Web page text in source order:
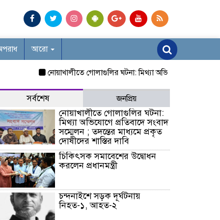
আরো
নোয়াখালীতে গোলাগুলির ঘটনা: মিথ্যা অভিযোগে প্রতিবাদে সংবাদ
সর্বশেষ জনপ্রিয়
নোয়াখালীতে গোলাগুলির ঘটনা:
মিথ্যা অভিযোগে প্রতিবাদে সংবাদ
সম্মেলন ; তদন্তের মাধ্যমে প্রকৃত
দোষীদের শাস্তির দাবি
চিকিৎসক সমাবেশের উদ্বোধন
করলেন প্রধানমন্ত্রী
চন্দনাইশে সড়ক দূর্ঘটনায়
নিহত-১, আহত-২